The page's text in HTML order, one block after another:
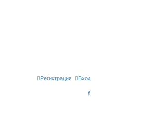
Вход
Регистрация
П